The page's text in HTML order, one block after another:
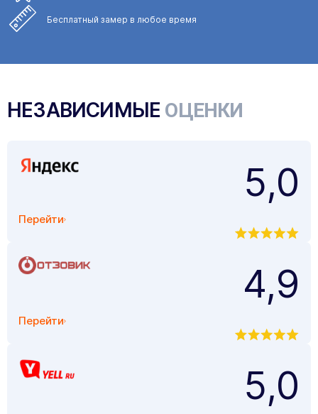
Бесплатный замер в любое время
НЕЗАВИСИМЫЕ ОЦЕНКИ
Перейти
5,0
Перейти
4,9
5,0